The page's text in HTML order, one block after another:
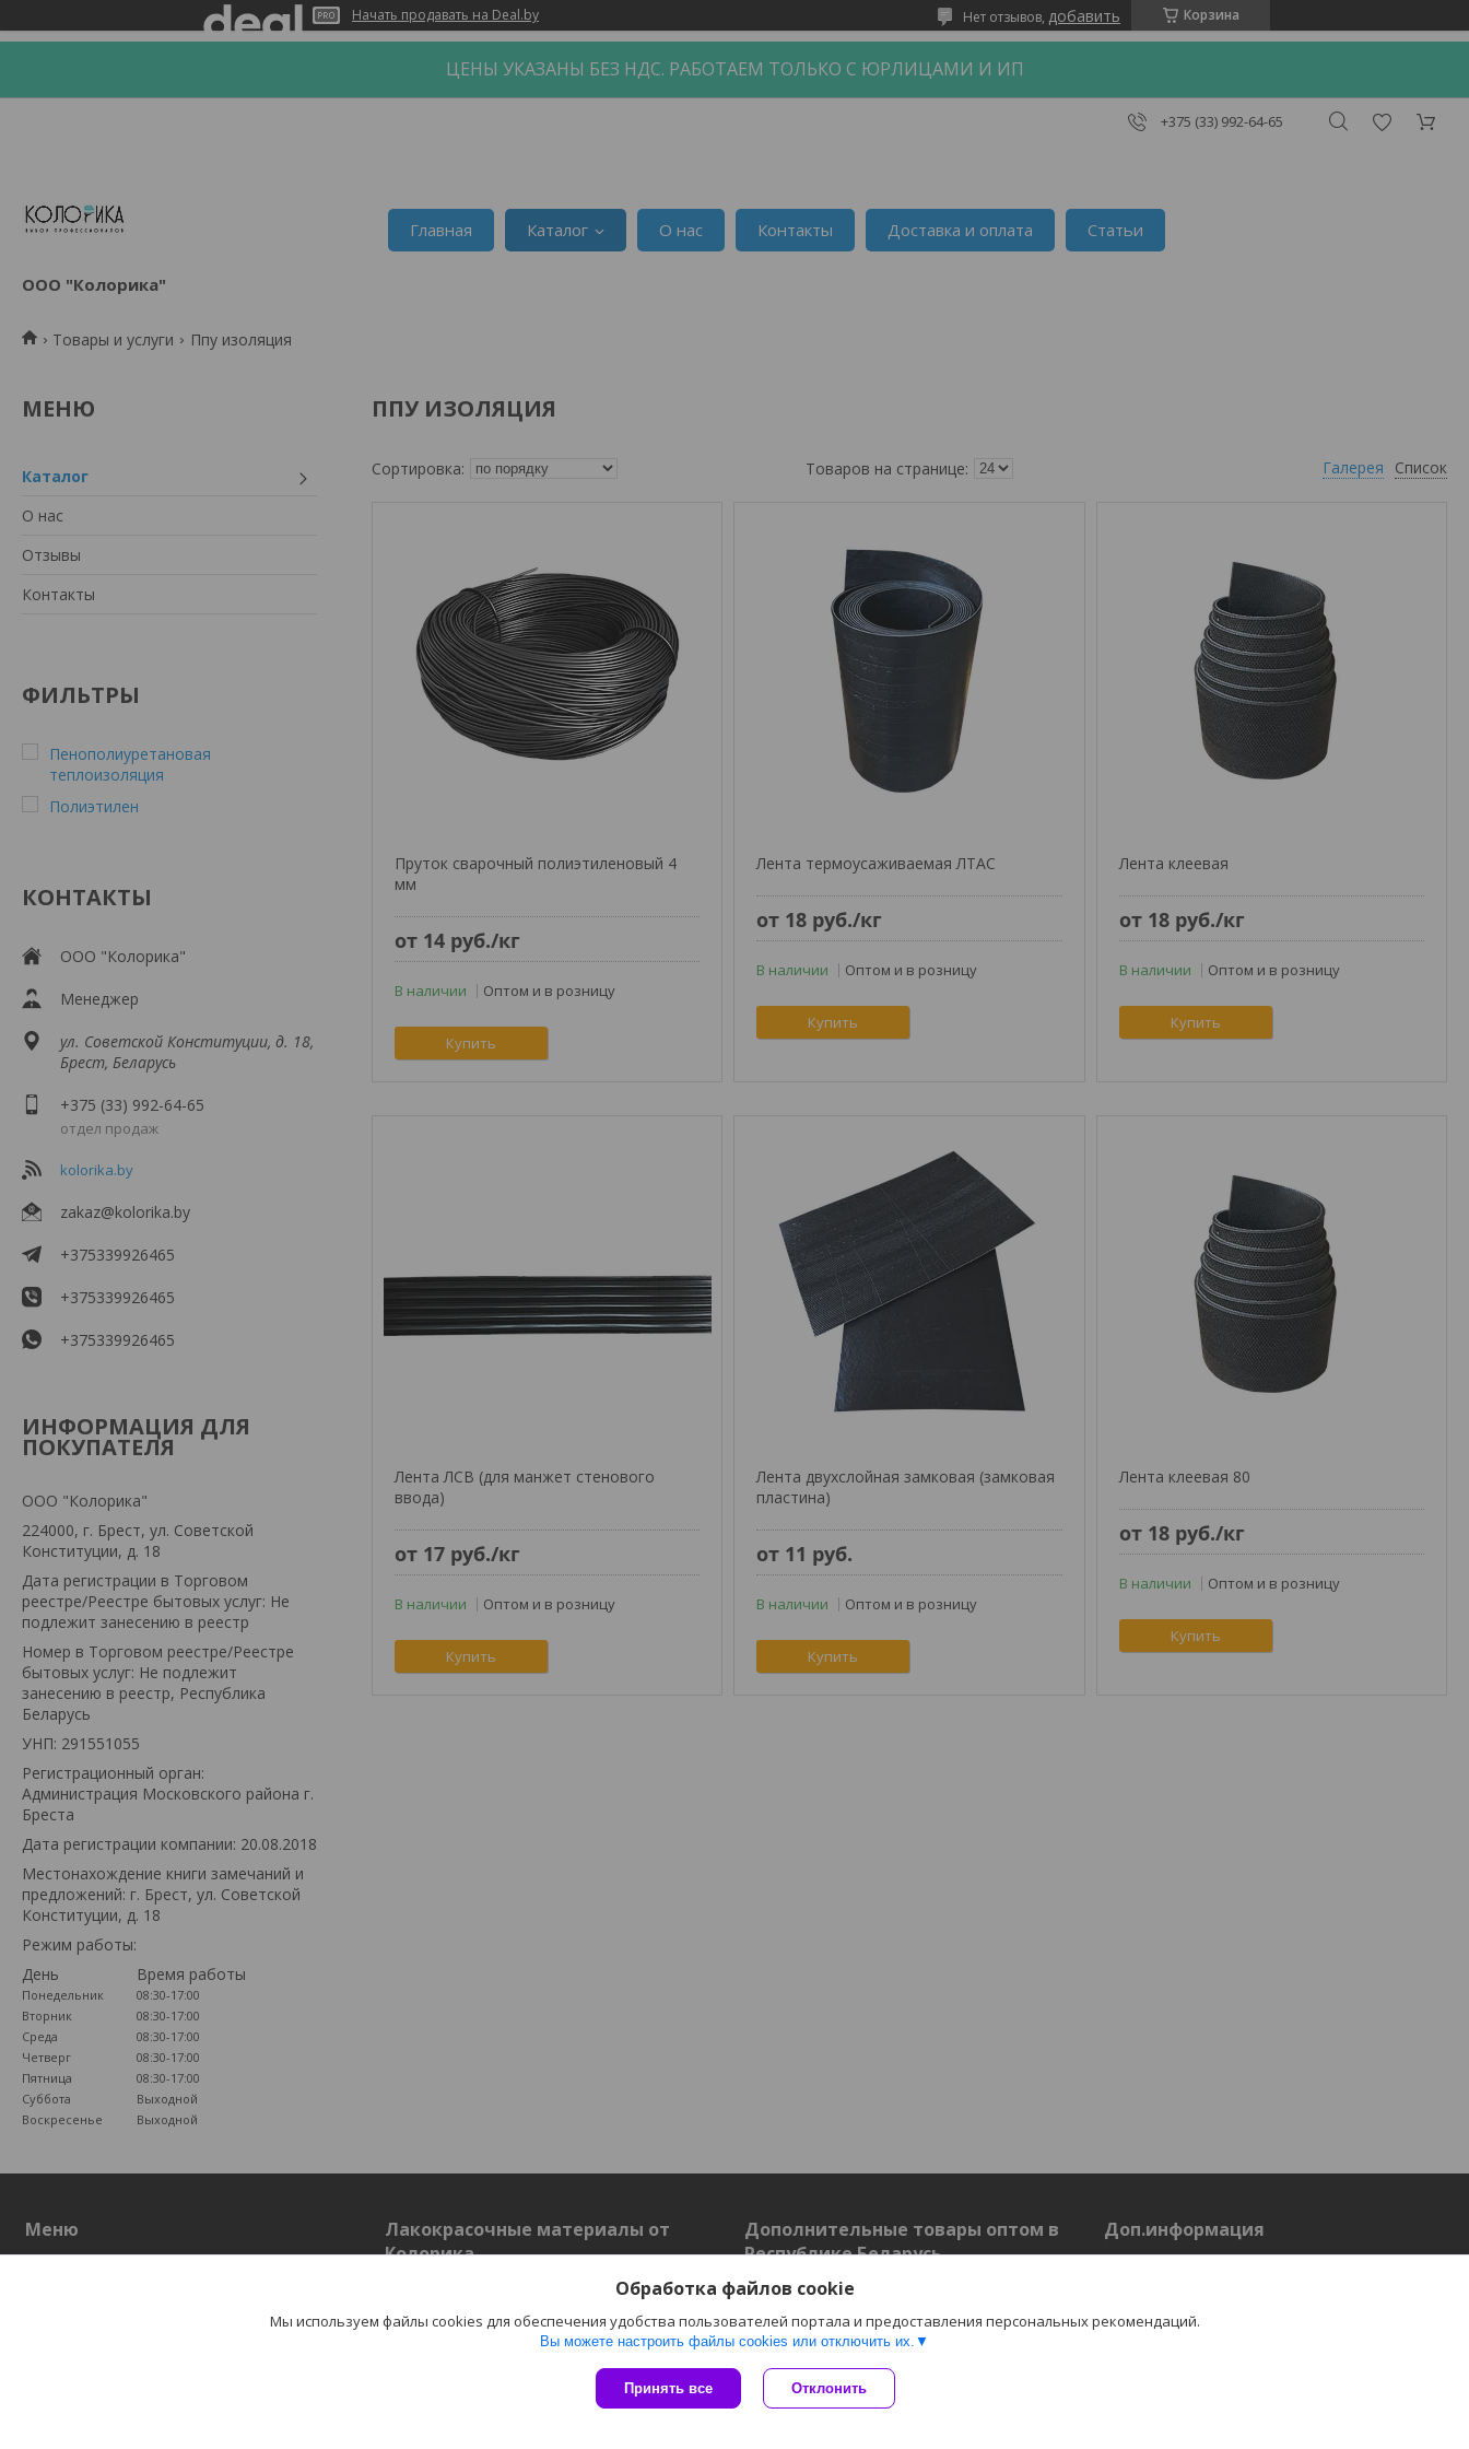
Начать продавать на Deal.by Корзина
Нет отзывов, добавить
ЦЕНЫ УКАЗАНЫ БЕЗ НДС. РАБОТАЕМ ТОЛЬКО С ЮРЛИЦАМИ И ИП
+375 (33) 992-64-65
ООО "Колорика"
Главная Каталог О нас Контакты Доставка и оплата Статьи
Товары и услуги Ппу изоляция
Каталог
О нас
Отзывы
Контакты
ФИЛЬТРЫ
Пенополиуретановая
теплоизоляция
Полиэтилен
КОНТАКТЫ
ООО "Колорика"
Менеджер
ул. Советской Конституции, д. 18,
Брест, Беларусь
+375 (33) 992-64-65
отдел продаж
kolorika.by
zakaz@kolorika.by
+375339926465
+375339926465
+375339926465
ИНФОРМАЦИЯ ДЛЯ
ПОКУПАТЕЛЯ
ООО "Колорика"
224000, г. Брест, ул. Советской
Конституции, д. 18
Дата регистрации в Торговом
реестре/Реестре бытовых услуг: Не
подлежит занесению в реестр
Номер в Торговом реестре/Реестре
бытовых услуг: Не подлежит
занесению в реестр, Республика
Беларусь
УНП: 291551055
Регистрационный орган:
Администрация Московского района г.
Бреста
Дата регистрации компании: 20.08.2018
Местонахождение книги замечаний и
предложений: г. Брест, ул. Советской
Конституции, д. 18
Режим работы:
День
Время работы
Понедельник
08:30-17:00
Вторник
08:30-17:00
Среда
08:30-17:00
Четверг
08:30-17:00
Пятница
08:30-17:00
Суббота
Выходной
Воскресенье
Выходной
ППУ ИЗОЛЯЦИЯ
Галерея Список
Пруток сварочный полиэтиленовый 4
мм
от 14 руб./кг
В наличии Оптом и в розницу
Купить
Лента термоусаживаемая ЛТАС
от 18 руб./кг
В наличии Оптом и в розницу
Купить
Лента клеевая
от 18 руб./кг
В наличии Оптом и в розницу
Купить
Лента ЛСВ (для манжет стенового
ввода)
от 17 руб./кг
В наличии Оптом и в розницу
Купить
Лента двухслойная замковая (замковая
пластина)
от 11 руб.
В наличии Оптом и в розницу
Купить
Лента клеевая 80
от 18 руб./кг
В наличии Оптом и в розницу
Купить
Меню
Лакокрасочные материалы от
Колорика
Грунтовка
Антикоррозионные материалы
Дополнительные товары оптом в
Республике Беларусь
Растворитель
ППУ (пенополиуретан)
Огнезащитные материалы
Доп.информация
Отзывы
Обработка файлов cookie
Мы используем файлы cookies для обеспечения удобства пользователей портала и предоставления персональных рекомендаций.
Вы можете настроить файлы cookies или отключить их.
Принять все Отклонить